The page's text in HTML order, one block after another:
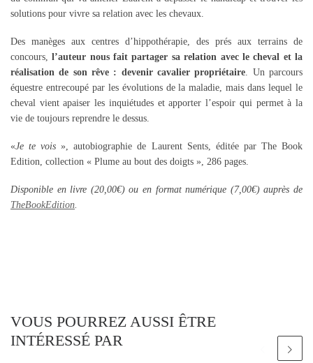
solutions pour vivre sa relation avec les chevaux.
Des manèges aux centres d’hippothérapie, des prés aux terrains de
concours,l’auteur nous fait partager sa relation avec le cheval et la
réalisation de son rêve : devenir cavalier propriétaire . Un parcours
équestre entrecoupé par les évolutions de la maladie, mais dans lequel le
cheval vient apaiser les inquiétudes et apporter l’espoir qui permet à la
vie de toujours reprendre le dessus.
«Je te vois », autobiographie de Laurent Sents, éditée par The Book
Edition, collection « Plume au bout des doigts », 286 pages.
Disponible en livre (20,00€) ou en format numérique (7,00€) auprès de
TheBookEdition
VOUS POURREZ AUSSI ÊTRE
INTÉRESSÉ PAR